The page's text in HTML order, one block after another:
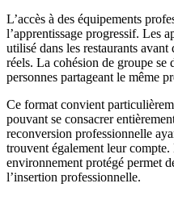
L’accès à des équipements
l’apprentissage progressif. Les
utilisé dans les restaurants
réels. La cohésion de groupe se
personnes partageant le même
Ce format convient
pouvant se consacrer
reconversion professionnelle
trouvent également leur compte.
environnement protégé permet
l’insertion professionnelle.